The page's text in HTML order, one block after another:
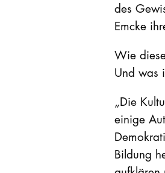
des
Emcke
Wie
Und was
„Die
einige
Bildung